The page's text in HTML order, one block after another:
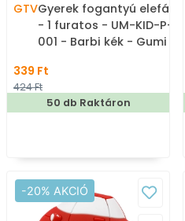
GTVGyerek fogantyú elefánt
- 1 furatos - UM-KID-P-
001 - Barbi kék - Gumi -
gyerekbútor fogantyú
339 Ft
424 Ft
50 db Raktáron
-20% AKCIÓ